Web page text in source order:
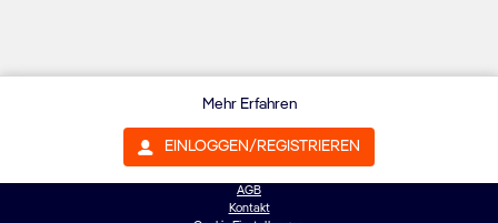
©{0}: MSC Cruises S.A.
AGB
Kontakt
Mehr Erfahren
EINLOGGEN/REGISTRIEREN